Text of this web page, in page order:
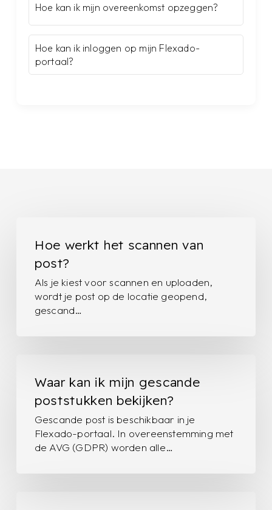
Hoe kan ik mijn overeenkomst opzeggen?
Hoe kan ik inloggen op mijn Flexado-
portaal?
werkt
scannen
post?
Hoe werkt het scannen van
post?
Als je kiest voor scannen en uploaden,
wordt je post op de locatie geopend,
gescand…
gescande
poststukken
Waar kan ik mijn gescande
poststukken bekijken?
Gescande post is beschikbaar in je
Flexado-portaal. In overeenstemming met
de AVG (GDPR) worden alle…